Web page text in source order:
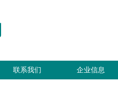
联系我们 企业信息